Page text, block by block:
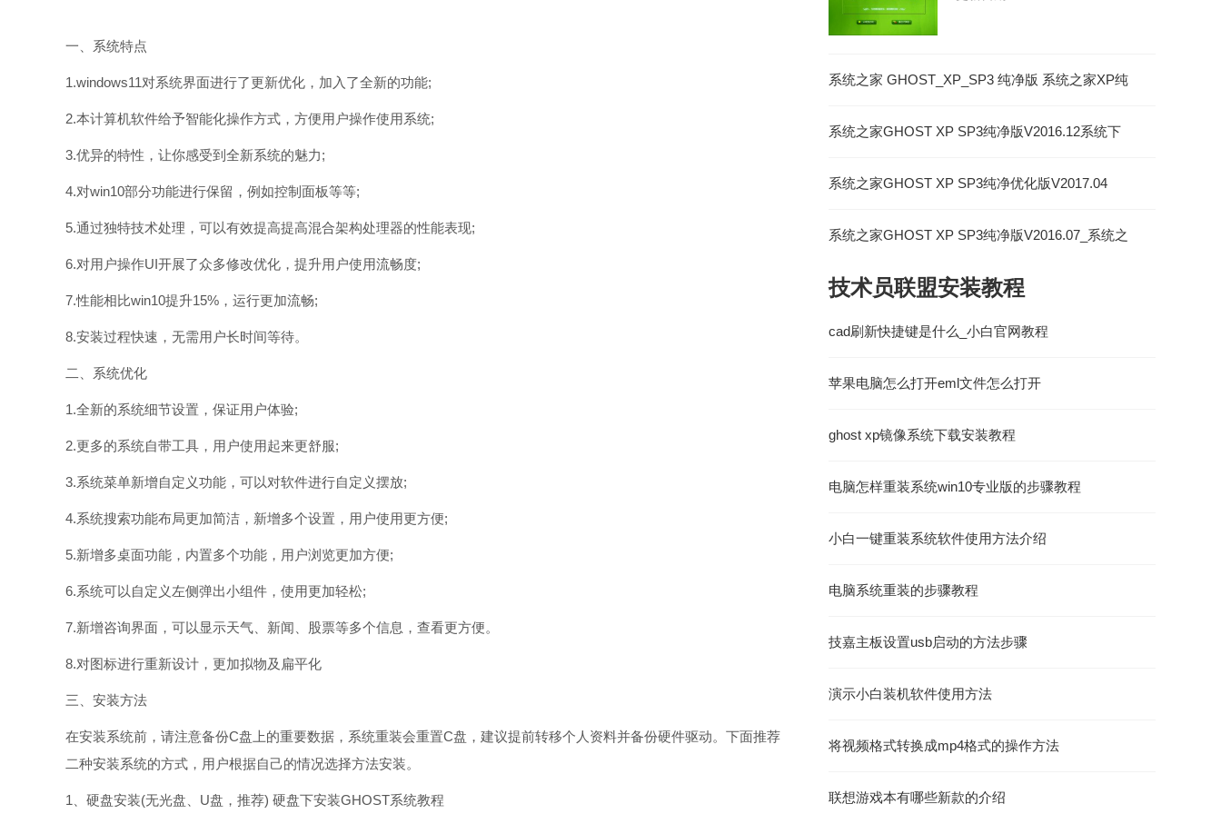
一、系统特点
1.windows11对系统界面进行了更新优化，加入了全新的功能;
2.本计算机软件给予智能化操作方式，方便用户操作使用系统;
3.优异的特性，让你感受到全新系统的魅力;
4.对win10部分功能进行保留，例如控制面板等等;
5.通过独特技术处理，可以有效提高提高混合架构处理器的性能表现;
6.对用户操作UI开展了众多修改优化，提升用户使用流畅度;
7.性能相比win10提升15%，运行更加流畅;
8.安装过程快速，无需用户长时间等待。
二、系统优化
1.全新的系统细节设置，保证用户体验;
2.更多的系统自带工具，用户使用起来更舒服;
3.系统菜单新增自定义功能，可以对软件进行自定义摆放;
4.系统搜索功能布局更加简洁，新增多个设置，用户使用更方便;
5.新增多桌面功能，内置多个功能，用户浏览更加方便;
6.系统可以自定义左侧弹出小组件，使用更加轻松;
7.新增咨询界面，可以显示天气、新闻、股票等多个信息，查看更方便。
8.对图标进行重新设计，更加拟物及扁平化
三、安装方法
在安装系统前，请注意备份C盘上的重要数据，系统重装会重置C盘，建议提前转移个人资料并备份硬件驱动。下面推荐
二种安装系统的方式，用户根据自己的情况选择方法安装。
1、硬盘安装(无光盘、U盘，推荐) 硬盘下安装GHOST系统教程
系统之家 GHOST_XP_SP3 纯净版 系统之家XP纯
系统之家GHOST XP SP3纯净版V2016.12系统下
系统之家GHOST XP SP3纯净优化版V2017.04
系统之家GHOST XP SP3纯净版V2016.07_系统之
技术员联盟安装教程
cad刷新快捷键是什么_小白官网教程
苹果电脑怎么打开eml文件怎么打开
ghost xp镜像系统下载安装教程
电脑怎样重装系统win10专业版的步骤教程
小白一键重装系统软件使用方法介绍
电脑系统重装的步骤教程
技嘉主板设置usb启动的方法步骤
演示小白装机软件使用方法
将视频格式转换成mp4格式的操作方法
联想游戏本有哪些新款的介绍